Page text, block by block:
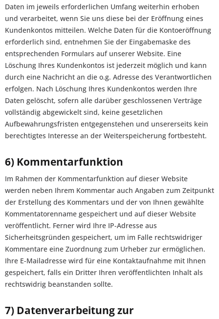
Daten im jeweils erforderlichen Umfang weiterhin erhoben
und verarbeitet, wenn Sie uns diese bei der Eröffnung eines
Kundenkontos mitteilen. Welche Daten für die Kontoeröffnung
erforderlich sind, entnehmen Sie der Eingabemaske des
entsprechenden Formulars auf unserer Website. Eine
Löschung Ihres Kundenkontos ist jederzeit möglich und kann
durch eine Nachricht an die o.g. Adresse des Verantwortlichen
erfolgen. Nach Löschung Ihres Kundenkontos werden Ihre
Daten gelöscht, sofern alle darüber geschlossenen Verträge
vollständig abgewickelt sind, keine gesetzlichen
Aufbewahrungsfristen entgegenstehen und unsererseits kein
berechtigtes Interesse an der Weiterspeicherung fortbesteht.
6) Kommentarfunktion
Im Rahmen der Kommentarfunktion auf dieser Website
werden neben Ihrem Kommentar auch Angaben zum Zeitpunkt
der Erstellung des Kommentars und der von Ihnen gewählte
Kommentatorenname gespeichert und auf dieser Website
veröffentlicht. Ferner wird Ihre IP-Adresse aus
Sicherheitsgründen gespeichert, um im Falle rechtswidriger
Kommentare eine Zuordnung zum Urheber zur ermöglichen.
Ihre E-Mailadresse wird für eine Kontaktaufnahme mit Ihnen
gespeichert, falls ein Dritter Ihren veröffentlichten Inhalt als
rechtswidrig beanstanden sollte.
7) Datenverarbeitung zur